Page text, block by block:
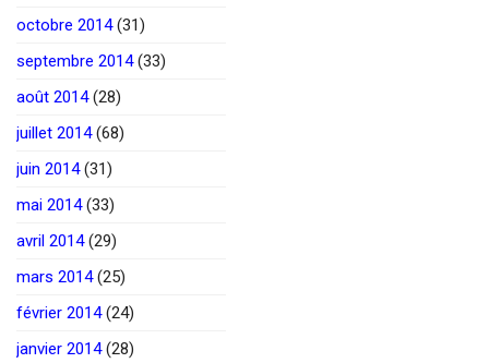
octobre 2014(31)
septembre 2014(33)
août 2014(28)
juillet 2014(68)
juin 2014(31)
mai 2014(33)
avril 2014(29)
mars 2014(25)
février 2014(24)
janvier 2014(28)